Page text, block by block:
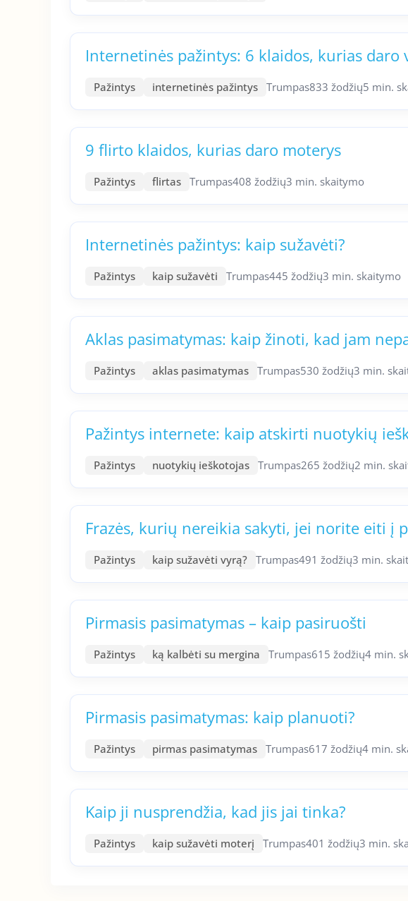
Internetinės pažintys: 6 klaidos, kurias daro
Pažintys internetinės pažintys Trumpas833 žodžių5 min.
9 flirto klaidos, kurias daro moterys
Pažintys flirtas Trumpas408 žodžių3 min. skaitymo
Internetinės pažintys: kaip sužavėti?
Pažintys kaip sužavėti Trumpas445 žodžių3 min. skaitymo
Aklas pasimatymas: kaip žinoti, kad jam
Pažintys aklas pasimatymas Trumpas530 žodžių3 min.
Pažintys internete: kaip atskirti nuotykių
Pažintys nuotykių ieškotojas Trumpas265 žodžių2 min.
Frazės, kurių nereikia sakyti, jei norite eiti į
Pažintys kaip sužavėti vyrą? Trumpas491 žodžių3 min.
Pirmasis pasimatymas – kaip pasiruošti
Pažintys ką kalbėti su mergina Trumpas615 žodžių4 min.
Pirmasis pasimatymas: kaip planuoti?
Pažintys pirmas pasimatymas Trumpas617 žodžių4 min.
Kaip ji nusprendžia, kad jis jai tinka?
Pažintys kaip sužavėti moterį Trumpas401 žodžių3 min.